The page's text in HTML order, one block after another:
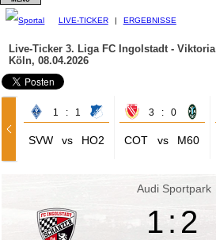
LIVE-TICKER | ERGEBNISSE
Live-Ticker 3. Liga FC Ingolstadt - Viktoria
Köln, 08.04.2026
1 : 1
SVW vs HO2
3 : 0
COT vs M60
Audi Sportpark
1:2